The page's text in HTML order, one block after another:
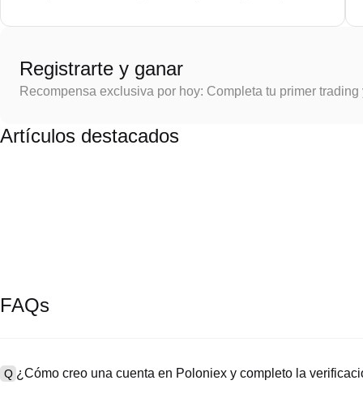
Registrarte y ganar
Recompensa exclusiva por hoy: Completa tu primer
Artículos destacados
FAQs
Q ¿Cómo creo una cuenta en Poloniex y completo la